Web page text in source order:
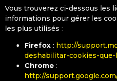
Vous trouverez ci-dessous les
informations pour gérer les
les plus utilisés :
Firefox : http://
deshabilitar-cookies-
Chrome :
http://